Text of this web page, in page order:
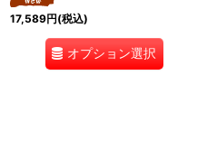
17,589円(税込)
オプション選択